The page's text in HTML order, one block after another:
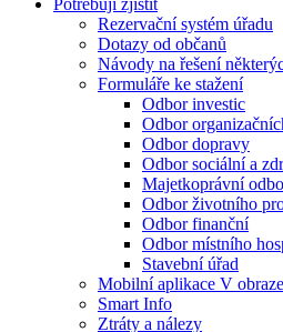
Potřebuji zjistit
Rezervační systém úřadu
Dotazy od občanů
Návody na řešení
Formuláře ke stažení
Odbor investic
Odbor
Odbor dopravy
Odbor sociální a
Majetkoprávní
Odbor životního
Odbor finanční
Odbor místního
Stavební úřad
Mobilní aplikace V obraze
Smart Info
Ztráty a nálezy